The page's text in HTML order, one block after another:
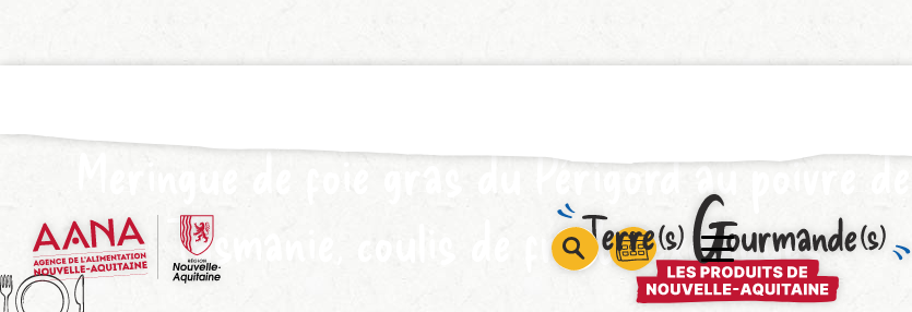
barre
1
barre
2
barre
3
Meringue de foie gras du Périgord au poivre de
Tasmanie, coulis de fruits exotiques